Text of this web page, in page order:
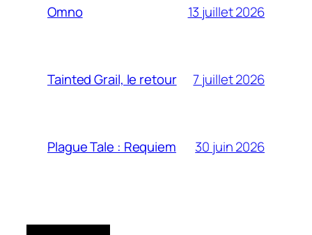
Omno 13 juillet 2026
Tainted Grail, le retour 7 juillet 2026
Plague Tale : Requiem 30 juin 2026